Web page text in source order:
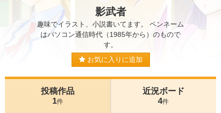
影武者
趣味でイラスト、小説書いてます。 ペンネーム
はパソコン通信時代（1985年から）のもので
す。
お気に入りに追加
投稿作品
1件
近況ボード
4件